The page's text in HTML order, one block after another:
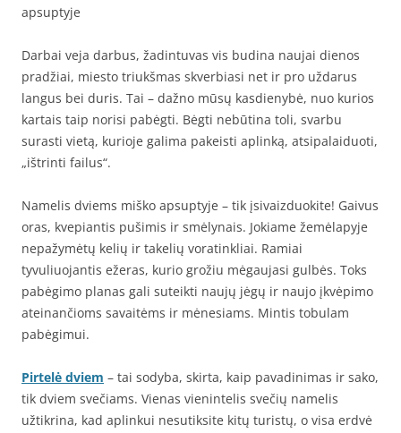
apsuptyje
Darbai veja darbus, žadintuvas vis budina naujai dienos
pradžiai, miesto triukšmas skverbiasi net ir pro uždarus
langus bei duris. Tai – dažno mūsų kasdienybė, nuo kurios
kartais taip norisi pabėgti. Bėgti nebūtina toli, svarbu
surasti vietą, kurioje galima pakeisti aplinką, atsipalaiduoti,
„ištrinti failus“.
Namelis dviems miško apsuptyje – tik įsivaizduokite! Gaivus
oras, kvepiantis pušimis ir smėlynais. Jokiame žemėlapyje
nepažymėtų kelių ir takelių voratinkliai. Ramiai
tyvuliuojantis ežeras, kurio grožiu mėgaujasi gulbės. Toks
pabėgimo planas gali suteikti naujų jėgų ir naujo įkvėpimo
ateinančioms savaitėms ir mėnesiams. Mintis tobulam
pabėgimui.
Pirtelė dviem – tai sodyba, skirta, kaip pavadinimas ir sako,
tik dviem svečiams. Vienas vienintelis svečių namelis
užtikrina, kad aplinkui nesutiksite kitų turistų, o visa erdvė